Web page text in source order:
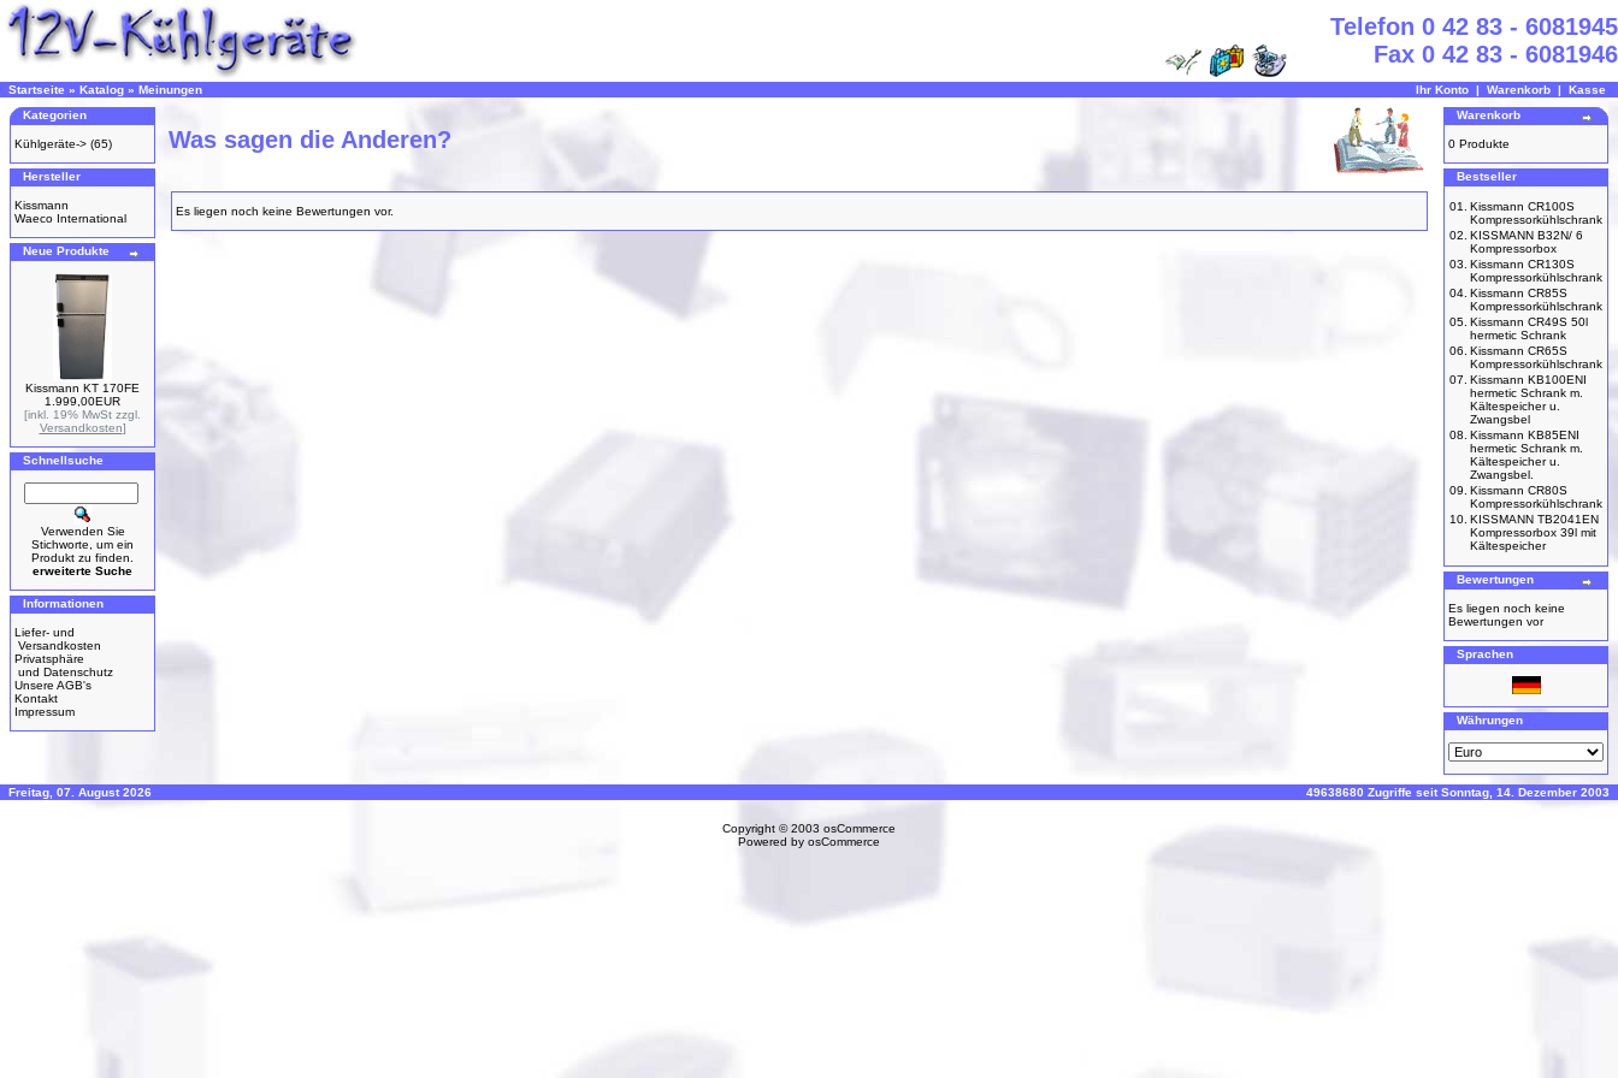
Telefon 0 42 83 - 6081945
Fax 0 42 83 - 6081946
Startseite » Katalog » Meinungen Ihr Konto | Warenkorb | Kasse
Kategorien
Kühlgeräte-> (65)
Hersteller
Kissmann
Waeco International
Neue Produkte
Kissmann KT 170FE
1.999,00EUR
[inkl. 19% MwSt zzgl.
Versandkosten]
Schnellsuche
Verwenden Sie
Stichworte, um ein
Produkt zu finden.
erweiterte Suche
Informationen
Liefer- und
Versandkosten
Privatsphäre
und Datenschutz
Unsere AGB's
Kontakt
Impressum
Was sagen die Anderen?
Es liegen noch keine Bewertungen vor.
Warenkorb
0 Produkte
Bestseller
01.
Kissmann CR100S
Kompressorkühlschrank
02. KISSMANN B32N/ 6
Kompressorbox
03. Kissmann CR130S
Kompressorkühlschrank
04. Kissmann CR85S
Kompressorkühlschrank
05. Kissmann CR49S 50l
hermetic Schrank
06. Kissmann CR65S
Kompressorkühlschrank
07. Kissmann KB100ENI
hermetic Schrank m.
Kältespeicher u.
Zwangsbel
08. Kissmann KB85ENI
hermetic Schrank m.
Kältespeicher u.
Zwangsbel.
09. Kissmann CR80S
Kompressorkühlschrank
10. KISSMANN TB2041EN
Kompressorbox 39l mit
Kältespeicher
Bewertungen
Es liegen noch keine
Bewertungen vor
Sprachen
Währungen
Freitag, 07. August 2026 49638680 Zugriffe seit Sonntag, 14. Dezember 2003
Copyright © 2003 osCommerce
Powered by osCommerce